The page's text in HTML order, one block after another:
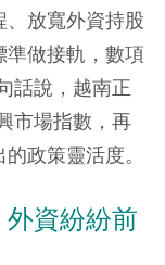
放寬外資持股
做接軌，數項
話說，越南正
市場指數，再
政策靈活度。
資紛紛前